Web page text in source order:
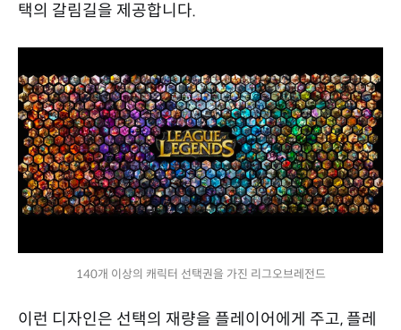
택의 갈림길을 제공합니다.
140개 이상의 캐릭터 선택권을 가진 리그오브레전드
이런 디자인은 선택의 재량을 플레이어에게 주고, 플레